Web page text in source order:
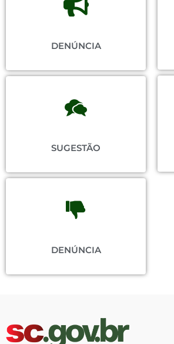
DENÚNCIA
SUGESTÃO
DENÚNCIA